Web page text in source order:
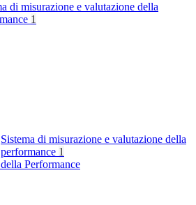
di misurazione e valutazione della
1
Sistema di misurazione e valutazione della
performance 1
Performance